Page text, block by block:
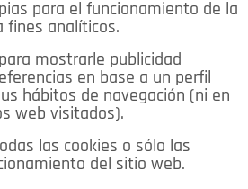
IN SALUD 🔴 EN DIRECTO
para el funcionamiento de la
fines analíticos.
mostrarle publicidad
en base a un perfil
hábitos de navegación (ni en
web visitados).
las cookies o sólo las
del sitio web.